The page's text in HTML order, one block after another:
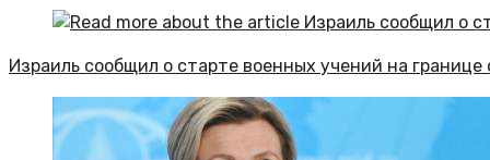
Израиль сообщил о старте военных учений на границе